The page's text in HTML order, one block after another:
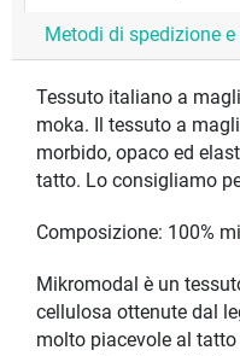
Metodi di spedizione
Tessuto italiano a
moka. Il tessuto a
morbido, opaco ed
tatto. Lo consigliamo
Composizione: 100%
Mikromodal è un
cellulosa ottenute dal
molto piacevole al